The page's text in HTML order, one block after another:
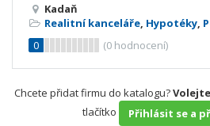
Kadaň
Realitní kanceláře, Hypotéky,
0
(0 hodnocení)
Chcete přidat firmu do katalogu?Volejte
tlačítko
Přihlásit se a